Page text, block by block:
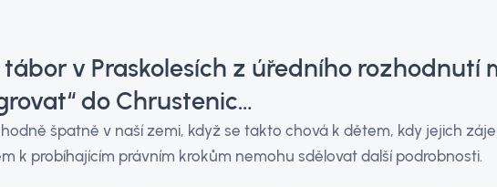
v Praskolesích z úředního rozhodnutí
do Chrustenic…
špatně v naší zemi, když se takto chová k dětem, kdy jejich
k probíhajícím právním krokům nemohu sdělovat další podrobnosti.